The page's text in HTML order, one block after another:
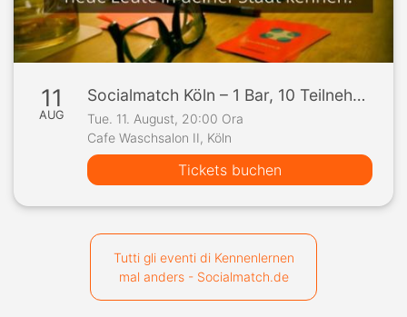
11
AUG
Socialmatch Köln – 1 Bar, 10 Teilnehmer, 1 Spiel
Tue. 11. August, 20:00 Ora
Cafe Waschsalon II, Köln
Tickets buchen
Tutti gli eventi di Kennenlernen
mal anders - Socialmatch.de